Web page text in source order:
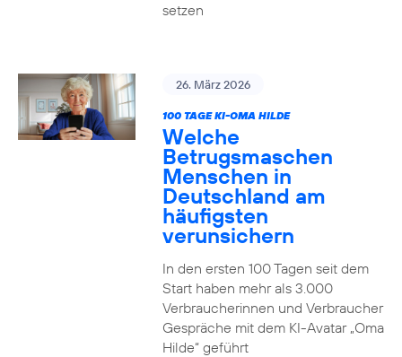
setzen
26. März 2026
100 TAGE KI-OMA HILDE
Welche
Betrugsmaschen
Menschen in
Deutschland am
häufigsten
verunsichern
In den ersten 100 Tagen seit dem
Start haben mehr als 3.000
Verbraucherinnen und Verbraucher
Gespräche mit dem KI-Avatar „Oma
Hilde“ geführt